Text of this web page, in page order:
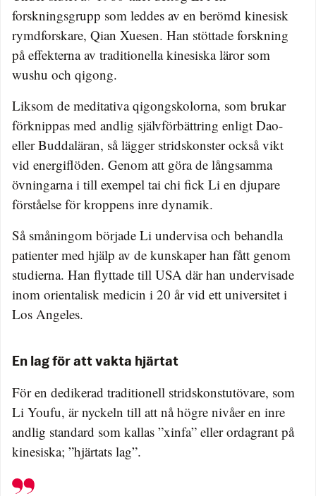
forskningsgrupp som leddes av en berömd kinesisk
rymdforskare, Qian Xuesen. Han stöttade forskning
på effekterna av traditionella kinesiska läror som
wushu och qigong.
Liksom de meditativa qigongskolorna, som brukar
förknippas med andlig självförbättring enligt Dao-
eller Buddaläran, så lägger stridskonster också vikt
vid energiflöden. Genom att göra de långsamma
övningarna i till exempel tai chi fick Li en djupare
förståelse för kroppens inre dynamik.
Så småningom började Li undervisa och behandla
patienter med hjälp av de kunskaper han fått genom
studierna. Han flyttade till USA där han undervisade
inom orientalisk medicin i 20 år vid ett universitet i
Los Angeles.
En lag för att vakta hjärtat
För en dedikerad traditionell stridskonstutövare, som
Li Youfu, är nyckeln till att nå högre nivåer en inre
andlig standard som kallas ”xinfa” eller ordagrant på
kinesiska; ”hjärtats lag”.